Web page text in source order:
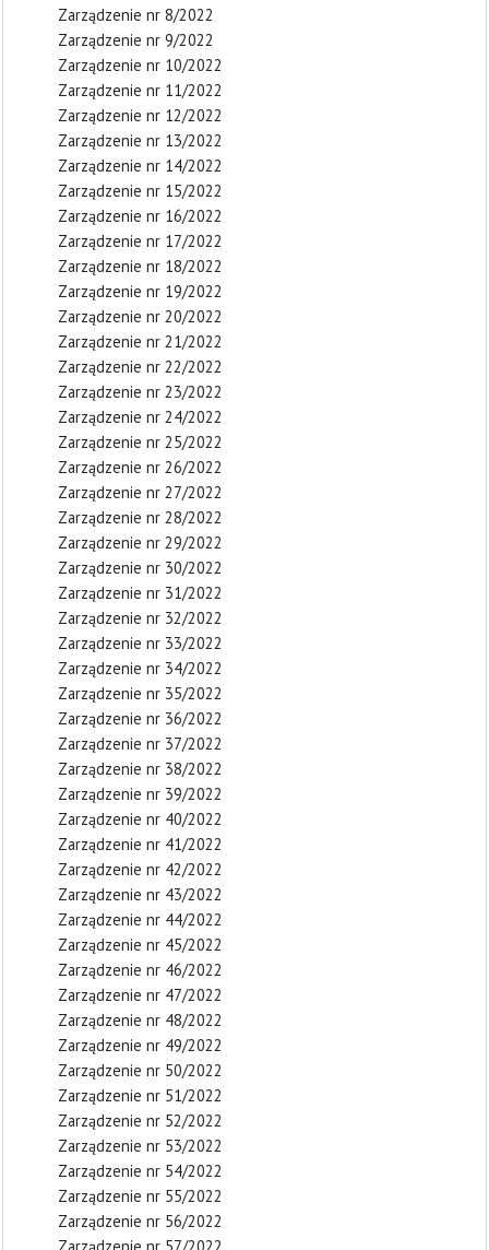
Zarządzenie nr 8/2022
Zarządzenie nr 9/2022
Zarządzenie nr 10/2022
Zarządzenie nr 11/2022
Zarządzenie nr 12/2022
Zarządzenie nr 13/2022
Zarządzenie nr 14/2022
Zarządzenie nr 15/2022
Zarządzenie nr 16/2022
Zarządzenie nr 17/2022
Zarządzenie nr 18/2022
Zarządzenie nr 19/2022
Zarządzenie nr 20/2022
Zarządzenie nr 21/2022
Zarządzenie nr 22/2022
Zarządzenie nr 23/2022
Zarządzenie nr 24/2022
Zarządzenie nr 25/2022
Zarządzenie nr 26/2022
Zarządzenie nr 27/2022
Zarządzenie nr 28/2022
Zarządzenie nr 29/2022
Zarządzenie nr 30/2022
Zarządzenie nr 31/2022
Zarządzenie nr 32/2022
Zarządzenie nr 33/2022
Zarządzenie nr 34/2022
Zarządzenie nr 35/2022
Zarządzenie nr 36/2022
Zarządzenie nr 37/2022
Zarządzenie nr 38/2022
Zarządzenie nr 39/2022
Zarządzenie nr 40/2022
Zarządzenie nr 41/2022
Zarządzenie nr 42/2022
Zarządzenie nr 43/2022
Zarządzenie nr 44/2022
Zarządzenie nr 45/2022
Zarządzenie nr 46/2022
Zarządzenie nr 47/2022
Zarządzenie nr 48/2022
Zarządzenie nr 49/2022
Zarządzenie nr 50/2022
Zarządzenie nr 51/2022
Zarządzenie nr 52/2022
Zarządzenie nr 53/2022
Zarządzenie nr 54/2022
Zarządzenie nr 55/2022
Zarządzenie nr 56/2022